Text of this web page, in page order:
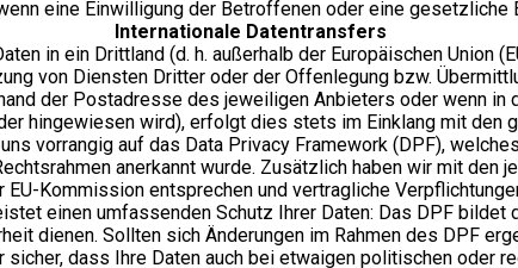
eine Einwilligung der Betroffenen oder eine gesetzliche
Internationale Datentransfers
in ein Drittland (d. h. außerhalb der Europäischen Union
von Diensten Dritter oder der Offenlegung bzw.
der Postadresse des jeweiligen Anbieters oder wenn in
hingewiesen wird), erfolgt dies stets im Einklang mit den
vorrangig auf das Data Privacy Framework (DPF),
anerkannt wurde. Zusätzlich haben wir mit den
Kommission entsprechen und vertragliche
einen umfassenden Schutz Ihrer Daten: Das DPF bildet
dienen. Sollten sich Änderungen im Rahmen des DPF
dass Ihre Daten auch bei etwaigen politischen oder